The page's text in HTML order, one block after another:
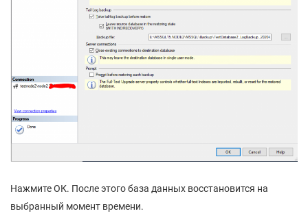
Нажмите ОК. После этого база данных восстановится на
выбранный момент времени.